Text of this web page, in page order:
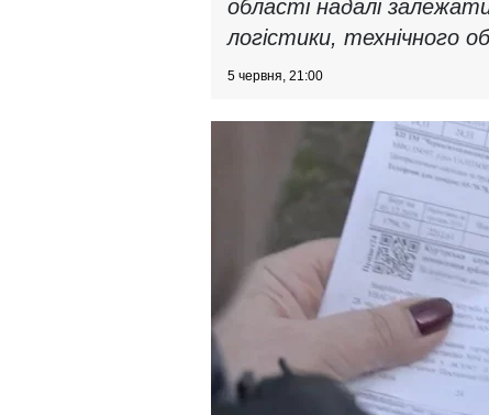
області надалі
логістики, технічного
5 червня, 21:00